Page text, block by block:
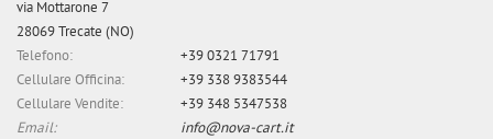
via Mottarone 7
28069 Trecate (NO)
Telefono:
+39 0321 71791
Cellulare Officina:
+39 338 9383544
Cellulare Vendite:
+39 348 5347538
Email:
info@nova-cart.it